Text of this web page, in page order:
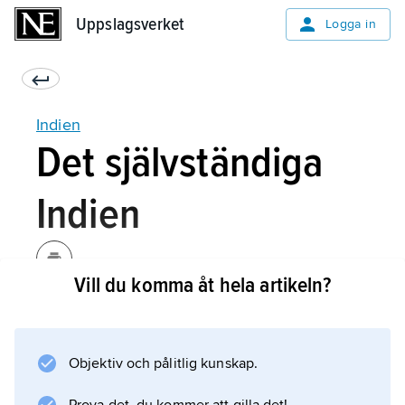
Uppslagsverket Logga in
Indien
Det självständiga
Indien
månghundraåriga muslimska traditioner samt
västerländska liberala och sekulariserade
samhällsteorier, som påverkat Indien under
Vill du komma åt hela artikeln?
Objektiv och pålitlig kunskap.